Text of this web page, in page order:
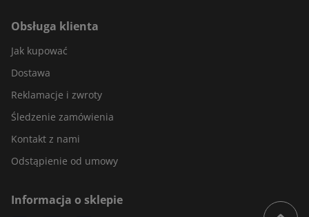
Obsługa klienta
Jak kupować
Dostawa
Reklamacje i zwroty
Śledzenie zamówienia
Kontakt z nami
Odstąpienie od umowy
Informacja o sklepie